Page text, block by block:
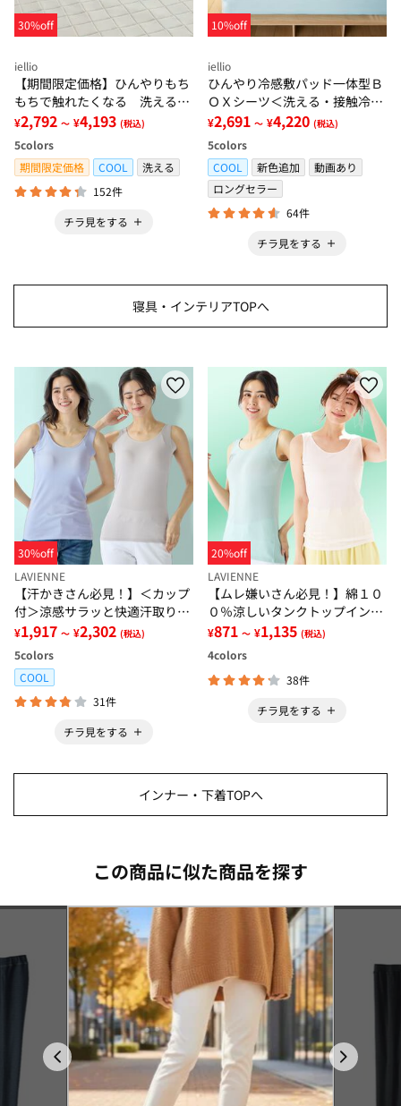
30%off
iellio
【期間限定価格】ひんやりもち
もちで触れたくなる 洗えるラ
グ＜低反発・滑りにくい・接触
冷感・防ダニ・カーペット＞
¥2,792 ～ ¥4,193 (税込)
5colors
期間限定価格
COOL
洗える
152件
チラ見をする
10%off
iellio
ひんやり冷感敷パッド一体型Ｂ
ＯＸシーツ＜洗える・接触冷
感・抗菌防臭・時短・家事楽・
ボックスシーツ・寝苦しさ対策
＞
¥2,691 ～ ¥4,220 (税込)
5colors
COOL
新色追加
動画あり
ロングセラー
64件
チラ見をする
寝具・インテリアTOPへ
30%off
LAVIENNE
【汗かきさん必見！】＜カップ
付＞涼感サラッと快適汗取りタ
ンクトップインナー＜さらりラ
ボ＞
¥1,917 ～ ¥2,302 (税込)
5colors
COOL
31件
チラ見をする
20%off
LAVIENNE
【ムレ嫌いさん必見！】綿１０
０％涼しいタンクトップインナ
ー＜さらりラボ＞
¥871 ～ ¥1,135 (税込)
4colors
38件
チラ見をする
インナー・下着TOPへ
この商品に似た商品を探す